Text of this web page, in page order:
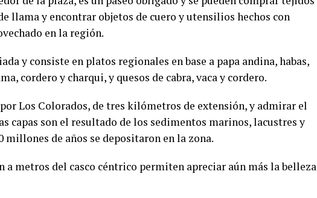
llama y encontrar objetos de cuero y utensilios hechos con
en la región.
y consiste en platos regionales en base a papa andina, habas,
cordero y charqui, y quesos de cabra, vaca y cordero.
Los Colorados, de tres kilómetros de extensión, y admirar el
capas son el resultado de los sedimentos marinos, lacustres y
millones de años se depositaron en la zona.
a metros del casco céntrico permiten apreciar aún más la belleza